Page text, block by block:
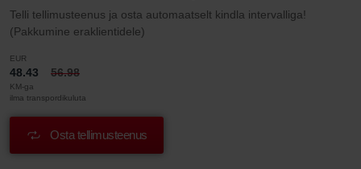
Telli tellimusteenus ja osta automaatselt kindla intervalliga!
(Pakkumine eraklientidele)
EUR
48.43 56.98
KM-ga
ilma transpordikuluta
Osta tellimusteenus